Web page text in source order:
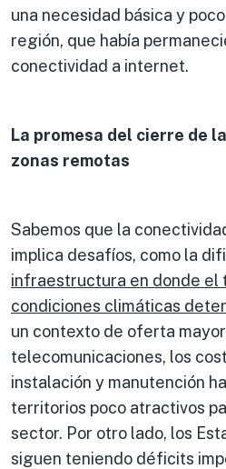
una necesidad básica y
región, que había
conectividad a internet.
La promesa del cierre de
zonas remotas
Sabemos que la
implica desafíos, como la
infraestructura en donde el
condiciones climáticas
un contexto de oferta
telecomunicaciones, los
instalación y manutención
territorios poco atractivos
sector. Por otro lado, los
siguen teniendo déficits